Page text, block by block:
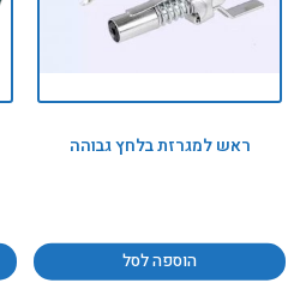
ראש למגרזת בלחץ גבוהה
הוספה לסל